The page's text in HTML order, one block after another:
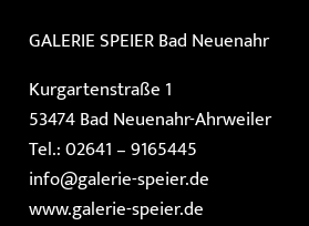
GALERIE SPEIERBad Neuenahr
Kurgartenstraße 1
53474 Bad Neuenahr-Ahrweiler
Tel.: 02641 – 9165445
info@galerie-speier.de
www.galerie-speier.de